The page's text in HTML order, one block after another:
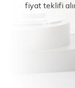
fiyat teklifi